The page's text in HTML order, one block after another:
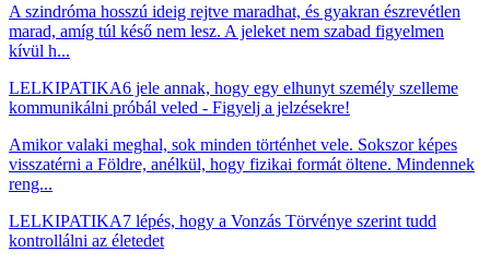
A szindróma hosszú ideig rejtve maradhat, és gyakran észrevétlen
marad, amíg túl késő nem lesz. A jeleket nem szabad figyelmen
kívül h...
LELKIPATIKA6 jele annak, hogy egy elhunyt személy szelleme
kommunikálni próbál veled - Figyelj a jelzésekre!
Amikor valaki meghal, sok minden történhet vele. Sokszor képes
visszatérni a Földre, anélkül, hogy fizikai formát öltene. Mindennek
reng...
LELKIPATIKA7 lépés, hogy a Vonzás Törvénye szerint tudd
kontrollálni az életedet